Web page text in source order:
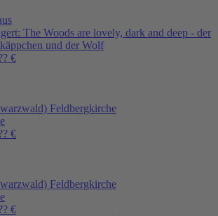
The Woods are lovely, dark and deep - der
und der Wolf
€
Feldbergkirche
€
Feldbergkirche
€